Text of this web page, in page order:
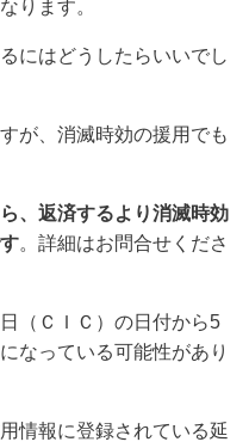
ります。
にはどうしたらいいでし
が、消滅時効の援用でも
、 返済するより消滅時効
。詳細はお問合せくださ
（ＣＩＣ）の日付から5
なっている可能性があり
情報に登録されている延